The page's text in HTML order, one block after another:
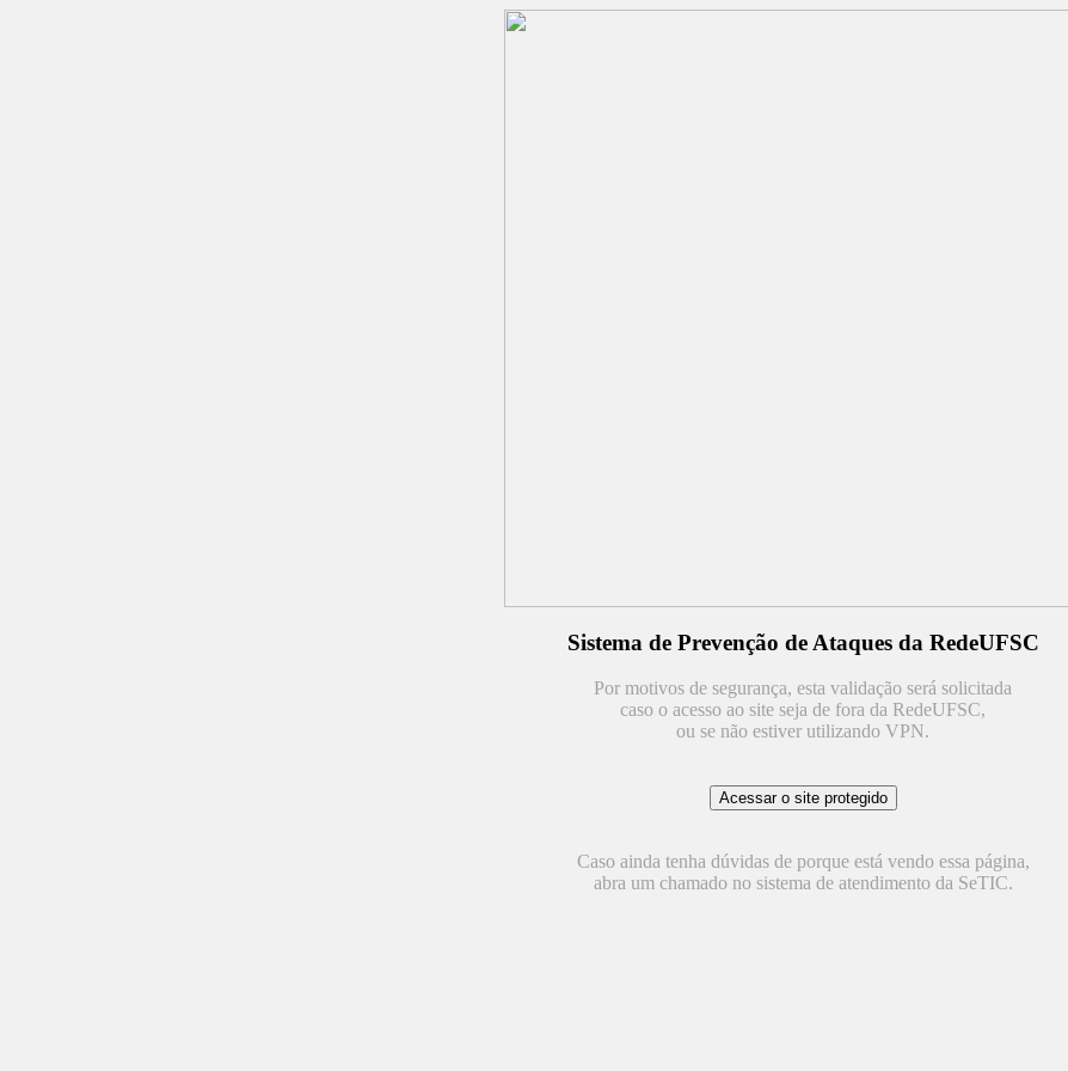
Sistema de Prevenção de Ataques da RedeUFSC
Por motivos de segurança, esta validação será solicitada
caso o acesso ao site seja de fora da RedeUFSC,
ou se não estiver utilizando VPN.
Caso ainda tenha dúvidas de porque está vendo essa página,
abra um chamado no sistema de atendimento da SeTIC.